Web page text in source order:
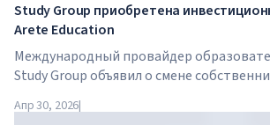
Study Group приобретена
Arete Education
Международный провайдер
Study Group объявил о смене
структурой в сфере высшего
Апр 30, 2026|